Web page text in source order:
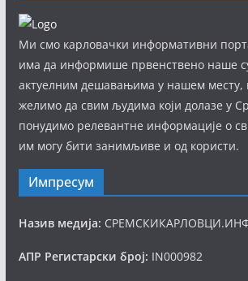
Ми смо карловачки информативни
има да информише првенствено наше
актуелним дешавањима у нашем месту,
желимо да свим људима који долазе у
понудимо релевантне информације о
им могу бити занимљиве и од користи.
Импресум
Назив медија:
АПР Регистарски број: IN000982